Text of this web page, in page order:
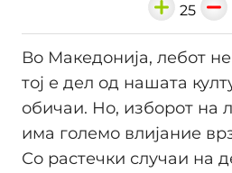
25
Во Македонија, лебот
тој е дел од нашата
обичаи. Но, изборот на
има големо влијание
Со растечки случаи на